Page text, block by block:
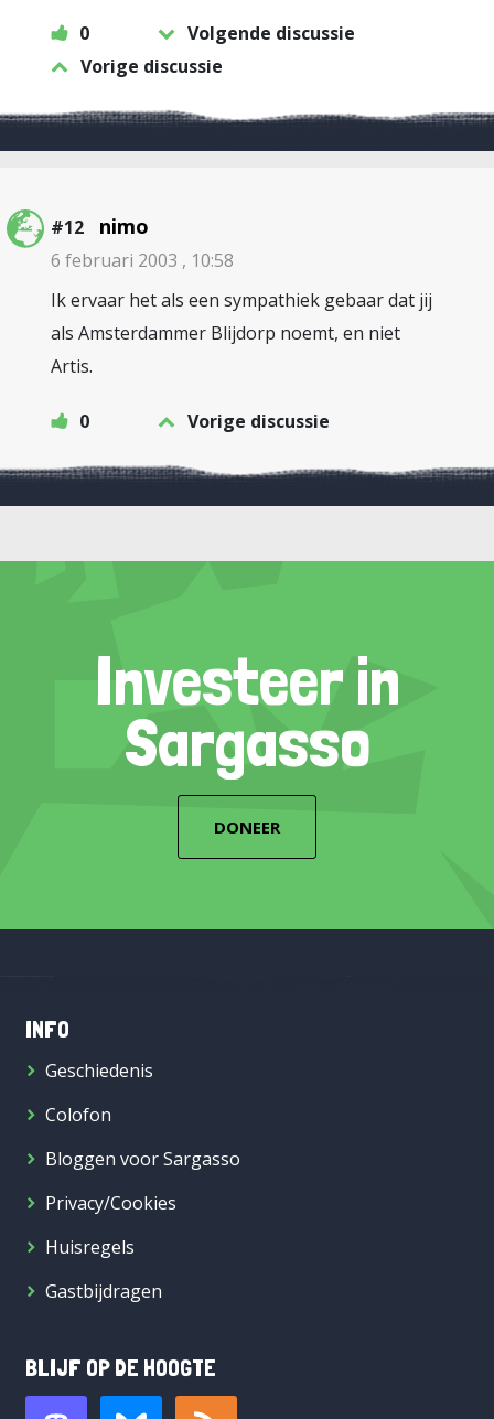
0
Volgende discussie
Vorige discussie
#12 nimo
6 februari 2003 , 10:58
Ik ervaar het als een sympathiek gebaar dat jij
als Amsterdammer Blijdorp noemt, en niet
Artis.
0 Vorige discussie
Investeer in
Sargasso
DONEER
INFO
Geschiedenis
Colofon
Bloggen voor Sargasso
Privacy/Cookies
Huisregels
Gastbijdragen
BLIJF OP DE HOOGTE